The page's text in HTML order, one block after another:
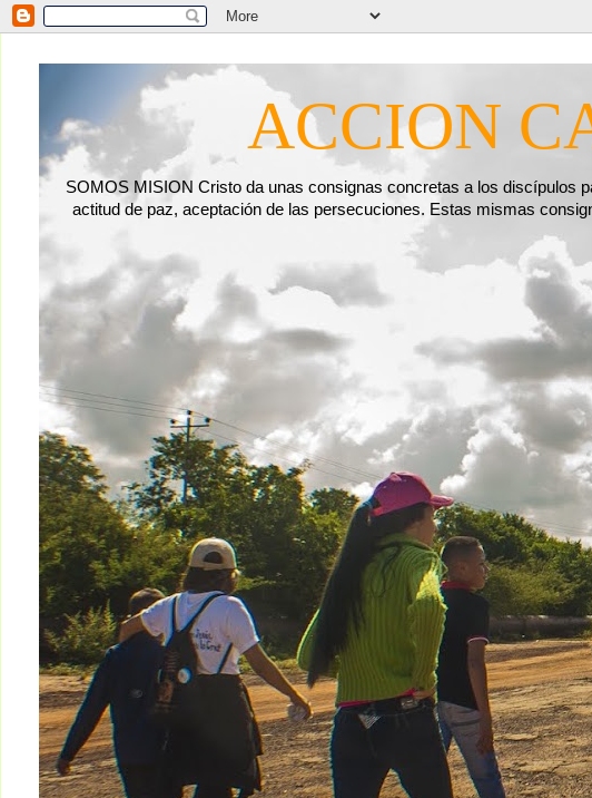
ACCION
SOMOS MISION Cristo da unas consignas concretas a los discípulos
actitud de paz, aceptación de las persecuciones. Estas mismas